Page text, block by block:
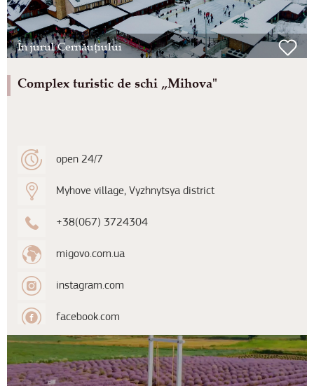
În jurul Cernăuțiului
Complex turistic de schi „Mihova"
open 24/7
Myhove village, Vyzhnytsya district
+38(067) 3724304
migovo.com.ua
instagram.com
facebook.com